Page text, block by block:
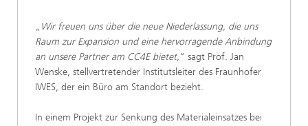
„Wir freuen uns über die neue Niederlassung, die uns
Raum zur Expansion und eine hervorragende Anbindung
an unsere Partner am CC4E bietet,“ sagt Prof. Jan
Wenske, stellvertretender Institutsleiter des Fraunhofer
IWES, der ein Büro am Standort bezieht.
In einem Projekt zur Senkung des Materialeinsatzes bei